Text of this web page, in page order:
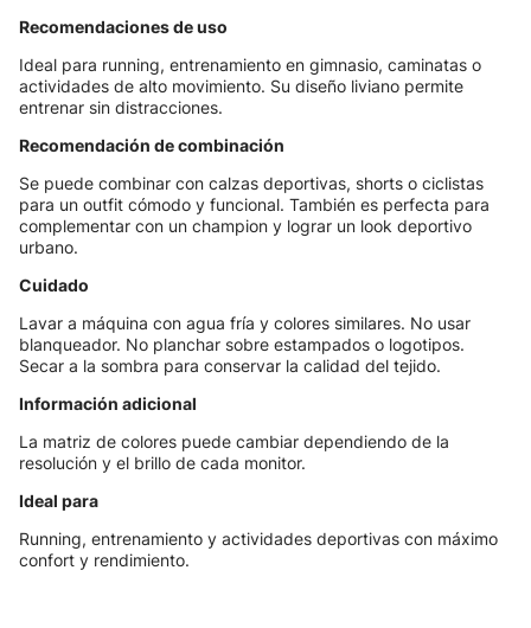
Recomendaciones de uso
Ideal para running, entrenamiento en gimnasio, caminatas o
actividades de alto movimiento. Su diseño liviano permite
entrenar sin distracciones.
Recomendación de combinación
Se puede combinar con calzas deportivas, shorts o ciclistas
para un outfit cómodo y funcional. También es perfecta para
complementar con un champion y lograr un look deportivo
urbano.
Cuidado
Lavar a máquina con agua fría y colores similares. No usar
blanqueador. No planchar sobre estampados o logotipos.
Secar a la sombra para conservar la calidad del tejido.
Información adicional
La matriz de colores puede cambiar dependiendo de la
resolución y el brillo de cada monitor.
Ideal para
Running, entrenamiento y actividades deportivas con máximo
confort y rendimiento.